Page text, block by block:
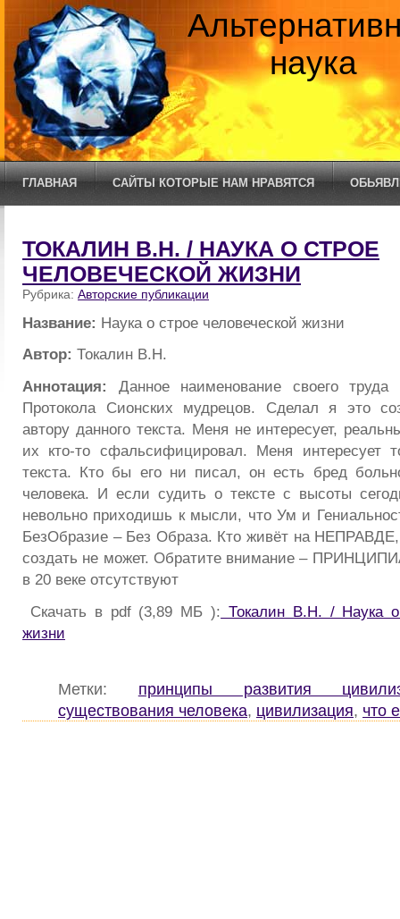
наука
ГЛАВНАЯ САЙТЫ КОТОРЫЕ НАМ НРАВЯТСЯ
ТОКАЛИН В.Н. / НАУКА О СТРОЕ
ЧЕЛОВЕЧЕСКОЙ ЖИЗНИ
Рубрика: Авторские публикации
Название: Наука о строе человеческой жизни
Автор: Токалин В.Н.
Аннотация: Данное наименование своего
Протокола Сионских мудрецов. Сделал я это
автору данного текста. Меня не интересует,
их кто-то сфальсифицировал. Меня интересует
текста. Кто бы его ни писал, он есть бред
человека. И если судить о тексте с высоты
невольно приходишь к мысли, что Ум и
БезОбразие – Без Образа. Кто живёт на НЕПРАВДЕ,
создать не может. Обратите внимание –
в 20 веке отсутствуют
Скачать в pdf (3,89 МБ ): Токалин В.Н. / Наука о
жизни
Метки: принципы развития
существования человека, цивилизация, что